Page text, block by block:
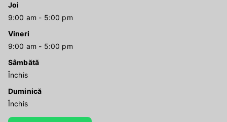
Joi
9:00 am - 5:00 pm
Vineri
9:00 am - 5:00 pm
Sâmbătă
Închis
Duminică
Închis